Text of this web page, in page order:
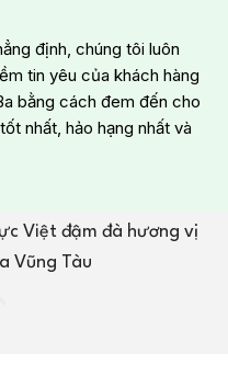
định, chúng tôi luôn
tin yêu của khách hàng
bằng cách đem đến cho
nhất, hảo hạng nhất và
Việt đậm đà hương vị
Vũng Tàu